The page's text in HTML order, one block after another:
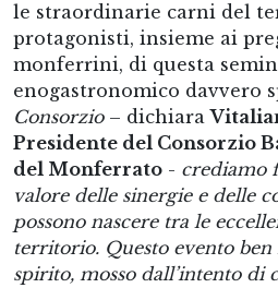
le straordinarie carni del
protagonisti, insieme ai
monferrini, di questa
enogastronomico davvero
Consorzio– dichiara
Presidente del Consorzio
del Monferrato - crediamo
valore delle sinergie e delle
possono nascere tra le
territorio. Questo evento ben
spirito, mosso dall’intento di